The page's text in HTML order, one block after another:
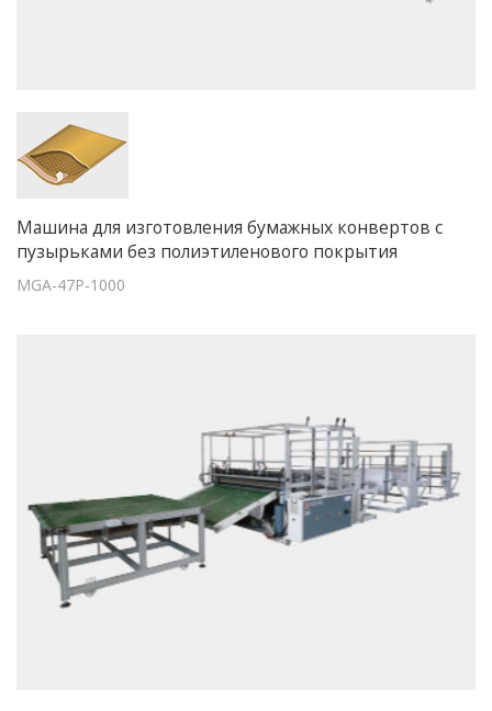
Машина для изготовления бумажных конвертов с
пузырьками без полиэтиленового покрытия
MGA-47P-1000